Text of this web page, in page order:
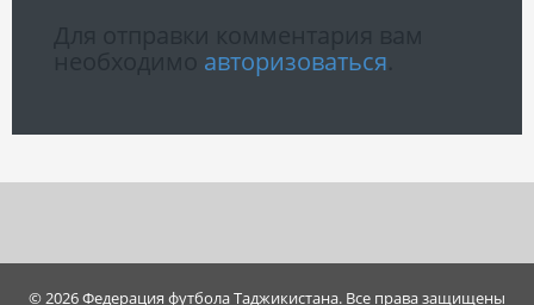
авторизоваться
© 2026 Федерация футбола Таджикистана. Все права защищены